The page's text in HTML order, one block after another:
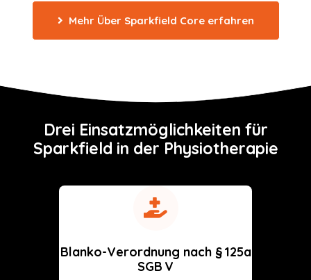
Mehr Über Sparkfield Core erfahren
Drei Einsatzmöglichkeiten für
Sparkfield in der Physiotherapie
Blanko-Verordnung nach § 125a
SGB V